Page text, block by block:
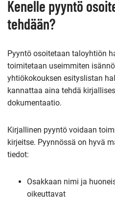
Kenelle pyyntö
tehdään?
Pyyntö osoitetaan taloyhtiön
toimitetaan useimmiten
yhtiökokouksen esityslistan
kannattaa aina tehdä
dokumentaatio.
Kirjallinen pyyntö voidaan
kirjeitse. Pyynnössä on hyvä
tiedot:
Osakkaan nimi ja
oikeuttavat